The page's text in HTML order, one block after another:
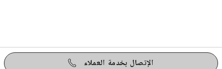
الإتصال بخدمة العملاء